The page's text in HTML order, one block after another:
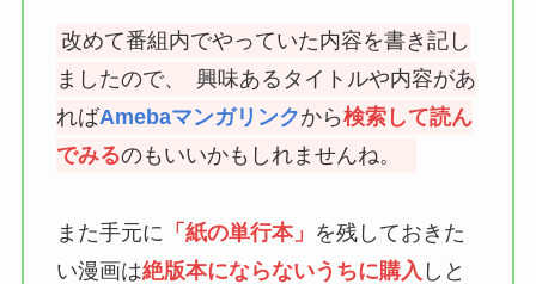
改めて番組内でやっていた内容を書き記し
ましたので、
興味あるタイトルや内容があ
ればAmebaマンガリンクから検索して読ん
でみるのもいいかもしれませんね。
また手元に 「紙の単行本」 を残しておきた
い漫画は絶版本にならないうちに購入 しと